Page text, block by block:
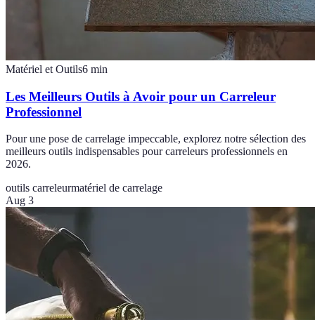
Matériel et Outils6 min
Les Meilleurs Outils à Avoir pour un Carreleur
Professionnel
Pour une pose de carrelage impeccable, explorez notre sélection des
meilleurs outils indispensables pour carreleurs professionnels en
2026.
outils carreleurmatériel de carrelage
Aug 3